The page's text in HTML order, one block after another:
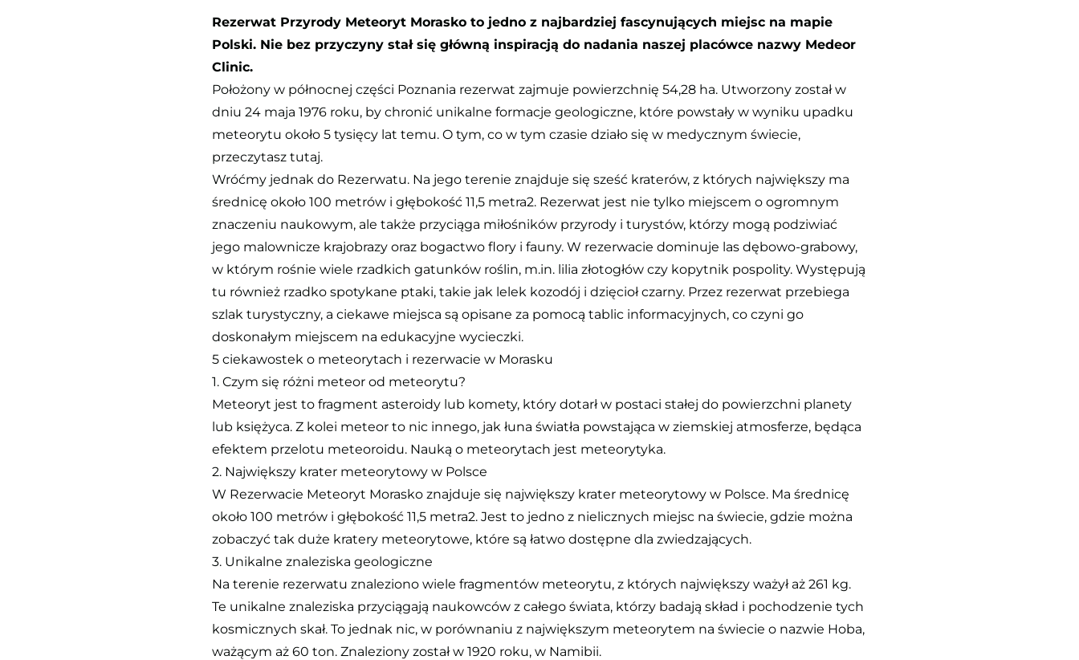
Rezerwat Przyrody Meteoryt Morasko to jedno z najbardziej fascynujących miejsc na mapie
Polski. Nie bez przyczyny stał się główną inspiracją do nadania naszej placówce nazwy Medeor
Clinic.
Położony w północnej części Poznania rezerwat zajmuje powierzchnię 54,28 ha. Utworzony został w
dniu 24 maja 1976 roku, by chronić unikalne formacje geologiczne, które powstały w wyniku upadku
meteorytu około 5 tysięcy lat temu. O tym, co w tym czasie działo się w medycznym świecie,
przeczytasz tutaj.
Wróćmy jednak do Rezerwatu. Na jego terenie znajduje się sześć kraterów, z których największy ma
średnicę około 100 metrów i głębokość 11,5 metra2. Rezerwat jest nie tylko miejscem o ogromnym
znaczeniu naukowym, ale także przyciąga miłośników przyrody i turystów, którzy mogą podziwiać
jego malownicze krajobrazy oraz bogactwo flory i fauny. W rezerwacie dominuje las dębowo-grabowy,
w którym rośnie wiele rzadkich gatunków roślin, m.in. lilia złotogłów czy kopytnik pospolity. Występują
tu również rzadko spotykane ptaki, takie jak lelek kozodój i dzięcioł czarny. Przez rezerwat przebiega
szlak turystyczny, a ciekawe miejsca są opisane za pomocą tablic informacyjnych, co czyni go
doskonałym miejscem na edukacyjne wycieczki.
5 ciekawostek o meteorytach i rezerwacie w Morasku
1. Czym się różni meteor od meteorytu?
Meteoryt jest to fragment asteroidy lub komety, który dotarł w postaci stałej do powierzchni planety
lub księżyca. Z kolei meteor to nic innego, jak łuna światła powstająca w ziemskiej atmosferze, będąca
efektem przelotu meteoroidu. Nauką o meteorytach jest meteorytyka.
2. Największy krater meteorytowy w Polsce
W Rezerwacie Meteoryt Morasko znajduje się największy krater meteorytowy w Polsce. Ma średnicę
około 100 metrów i głębokość 11,5 metra2. Jest to jedno z nielicznych miejsc na świecie, gdzie można
zobaczyć tak duże kratery meteorytowe, które są łatwo dostępne dla zwiedzających.
3. Unikalne znaleziska geologiczne
Na terenie rezerwatu znaleziono wiele fragmentów meteorytu, z których największy ważył aż 261 kg.
Te unikalne znaleziska przyciągają naukowców z całego świata, którzy badają skład i pochodzenie tych
kosmicznych skał. To jednak nic, w porównaniu z największym meteorytem na świecie o nazwie Hoba,
ważącym aż 60 ton. Znaleziony został w 1920 roku, w Namibii.